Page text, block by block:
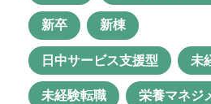
児童発達支援管理
共同生活援助
医療体制 口
新卒 新棟
日中サービス支援型 未
未経験転職 栄養マネジ